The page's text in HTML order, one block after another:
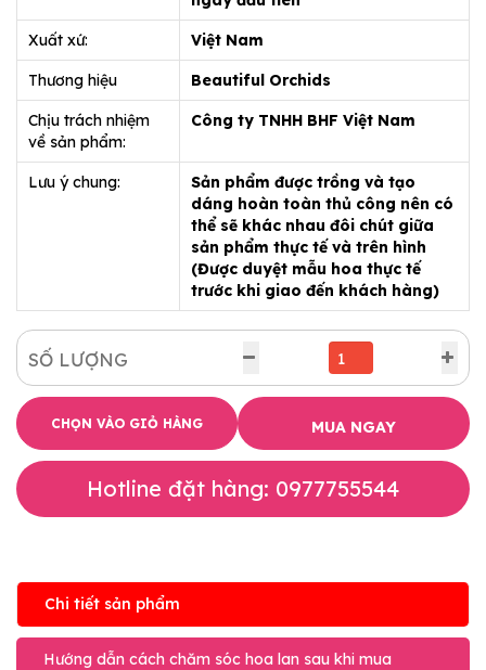
Xuất xứ: Việt Nam
Thương hiệu Beautiful Orchids
Chịu trách nhiệm
về sản phẩm:
Công ty TNHH BHF Việt Nam
Lưu ý chung:
Sản phẩm được trồng và tạo
dáng hoàn toàn thủ công nên có
thể sẽ khác nhau đôi chút giữa
sản phẩm thực tế và trên hình
(Được duyệt mẫu hoa thực tế
trước khi giao đến khách hàng)
SỐ LƯỢNG
CHỌN VÀO GIỎ HÀNG MUA NGAY
Hotline đặt hàng: 0977755544
Chi tiết sản phẩm
Hướng dẫn cách chăm sóc hoa lan sau khi mua